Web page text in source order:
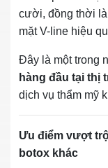
cười, đồng thời
mặt V-line hiệu
Đây là một trong
hàng đầu tại thị
dịch vụ thẩm mỹ
Ưu điểm vượt
botox khác